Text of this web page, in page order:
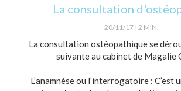
La consultation
20/11/17 2 MIN.
La consultation ostéopathique se
suivante au cabinet de Magalie
L’anamnèse ou l’interrogatoire : C’est